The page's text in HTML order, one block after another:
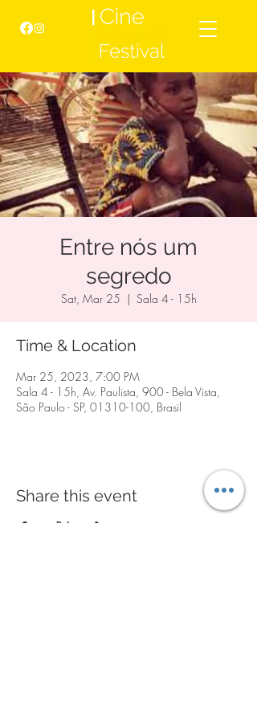
Entre nós um
segredo
Sat, Mar 25
  |
Sala 4 - 15h
Time & Location
Mar 25, 2023, 7:00 PM
Sala 4 - 15h, Av. Paulista, 900 - Bela Vista,
São Paulo - SP, 01310-100, Brasil
Share this event